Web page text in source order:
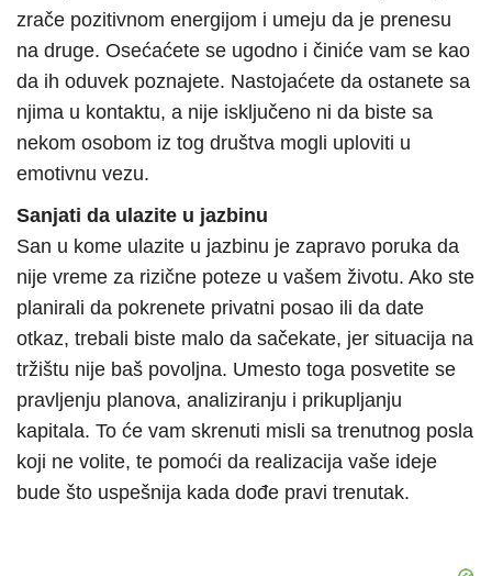
zrače pozitivnom energijom i umeju da je prenesu
na druge. Osećaćete se ugodno i činiće vam se kao
da ih oduvek poznajete. Nastojaćete da ostanete sa
njima u kontaktu, a nije isključeno ni da biste sa
nekom osobom iz tog društva mogli uploviti u
emotivnu vezu.
Sanjati da ulazite u jazbinu
San u kome ulazite u jazbinu je zapravo poruka da
nije vreme za rizične poteze u vašem životu. Ako ste
planirali da pokrenete privatni posao ili da date
otkaz, trebali biste malo da sačekate, jer situacija na
tržištu nije baš povoljna. Umesto toga posvetite se
pravljenju planova, analiziranju i prikupljanju
kapitala. To će vam skrenuti misli sa trenutnog posla
koji ne volite, te pomoći da realizacija vaše ideje
bude što uspešnija kada dođe pravi trenutak.